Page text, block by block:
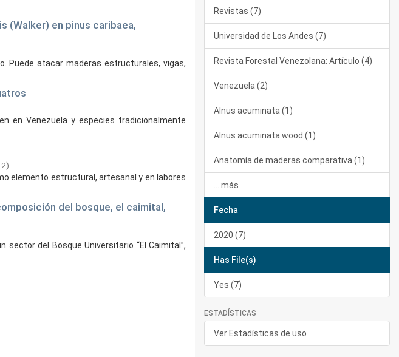
(Walker) en pinus caribaea,
Puede atacar maderas estructurales, vigas,
en Venezuela y especies tradicionalmente
)
elemento estructural, artesanal y en labores
del bosque, el caimital,
del Bosque Universitario “El Caimital”,
Revistas (7)
Universidad de Los Andes (7)
Revista Forestal Venezolana: Artículo (4)
Venezuela (2)
Alnus acuminata (1)
Alnus acuminata wood (1)
Anatomía de maderas comparativa (1)
... más
Fecha
2020 (7)
Has File(s)
Yes (7)
ESTADÍSTICAS
Ver Estadísticas de uso